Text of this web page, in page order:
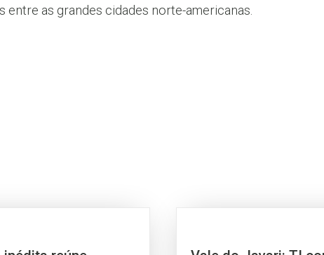
entre as grandes cidades norte-americanas.